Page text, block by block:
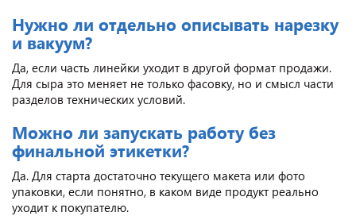
Нужно ли отдельно описывать нарезку
и вакуум?
Да, если часть линейки уходит в другой формат продажи.
Для сыра это меняет не только фасовку, но и смысл части
разделов технических условий.
Можно ли запускать работу без
финальной этикетки?
Да. Для старта достаточно текущего макета или фото
упаковки, если понятно, в каком виде продукт реально
уходит к покупателю.